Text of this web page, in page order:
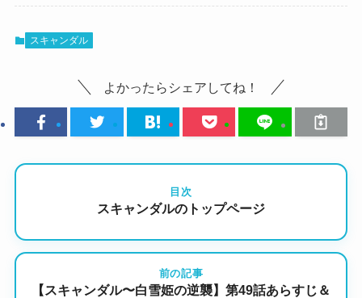
スキャンダル
よかったらシェアしてね！
目次
スキャンダルのトップページ
前の記事
【スキャンダル〜白雪姫の逆襲】第49話あらすじ＆